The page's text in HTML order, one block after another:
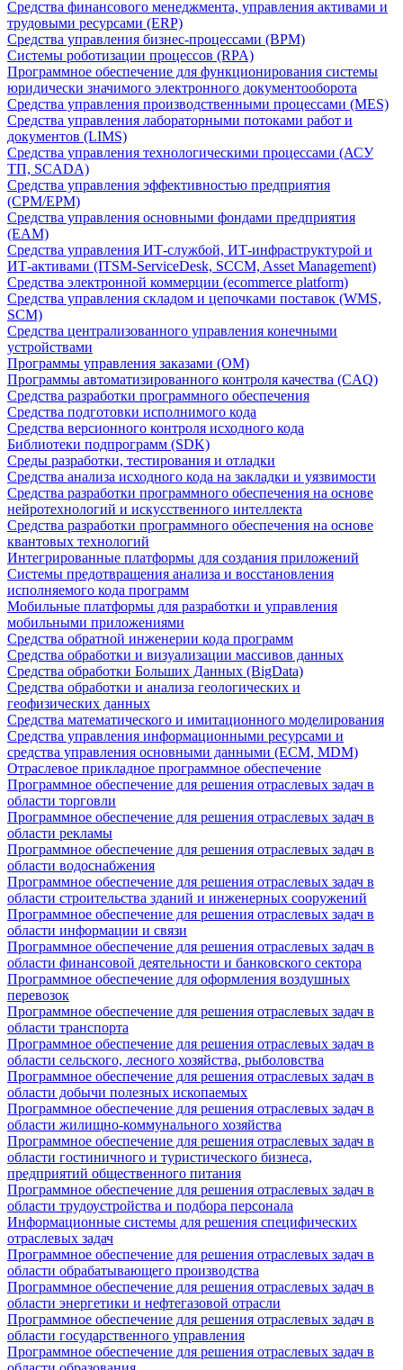
Средства финансового менеджмента, управления активами и
трудовыми ресурсами (ERP)
Средства управления бизнес-процессами (BPM)
Системы роботизации процессов (RPA)
Программное обеспечение для функционирования системы
юридически значимого электронного документооборота
Средства управления производственными процессами (MES)
Средства управления лабораторными потоками работ и
документов (LIMS)
Средства управления технологическими процессами (АСУ
ТП, SCADA)
Средства управления эффективностью предприятия
(CPM/EPM)
Средства управления основными фондами предприятия
(EAM)
Средства управления ИТ-службой, ИТ-инфраструктурой и
ИТ-активами (ITSM-ServiceDesk, SCCM, Asset Management)
Средства электронной коммерции (ecommerce platform)
Средства управления складом и цепочками поставок (WMS,
SCM)
Средства централизованного управления конечными
устройствами
Программы управления заказами (OM)
Программы автоматизированного контроля качества (CAQ)
Средства разработки программного обеспечения
Средства подготовки исполнимого кода
Средства версионного контроля исходного кода
Библиотеки подпрограмм (SDK)
Среды разработки, тестирования и отладки
Средства анализа исходного кода на закладки и уязвимости
Средства разработки программного обеспечения на основе
нейротехнологий и искусственного интеллекта
Средства разработки программного обеспечения на основе
квантовых технологий
Интегрированные платформы для создания приложений
Системы предотвращения анализа и восстановления
исполняемого кода программ
Мобильные платформы для разработки и управления
мобильными приложениями
Средства обратной инженерии кода программ
Средства обработки и визуализации массивов данных
Средства обработки Больших Данных (BigData)
Средства обработки и анализа геологических и
геофизических данных
Средства математического и имитационного моделирования
Средства управления информационными ресурсами и
средства управления основными данными (ECM, MDM)
Отраслевое прикладное программное обеспечение
Программное обеспечение для решения отраслевых задач в
области торговли
Программное обеспечение для решения отраслевых задач в
области рекламы
Программное обеспечение для решения отраслевых задач в
области водоснабжения
Программное обеспечение для решения отраслевых задач в
области строительства зданий и инженерных сооружений
Программное обеспечение для решения отраслевых задач в
области информации и связи
Программное обеспечение для решения отраслевых задач в
области финансовой деятельности и банковского сектора
Программное обеспечение для оформления воздушных
перевозок
Программное обеспечение для решения отраслевых задач в
области транспорта
Программное обеспечение для решения отраслевых задач в
области сельского, лесного хозяйства, рыболовства
Программное обеспечение для решения отраслевых задач в
области добычи полезных ископаемых
Программное обеспечение для решения отраслевых задач в
области жилищно-коммунального хозяйства
Программное обеспечение для решения отраслевых задач в
области гостиничного и туристического бизнеса,
предприятий общественного питания
Программное обеспечение для решения отраслевых задач в
области трудоустройства и подбора персонала
Информационные системы для решения специфических
отраслевых задач
Программное обеспечение для решения отраслевых задач в
области обрабатывающего производства
Программное обеспечение для решения отраслевых задач в
области энергетики и нефтегазовой отрасли
Программное обеспечение для решения отраслевых задач в
области государственного управления
Программное обеспечение для решения отраслевых задач в